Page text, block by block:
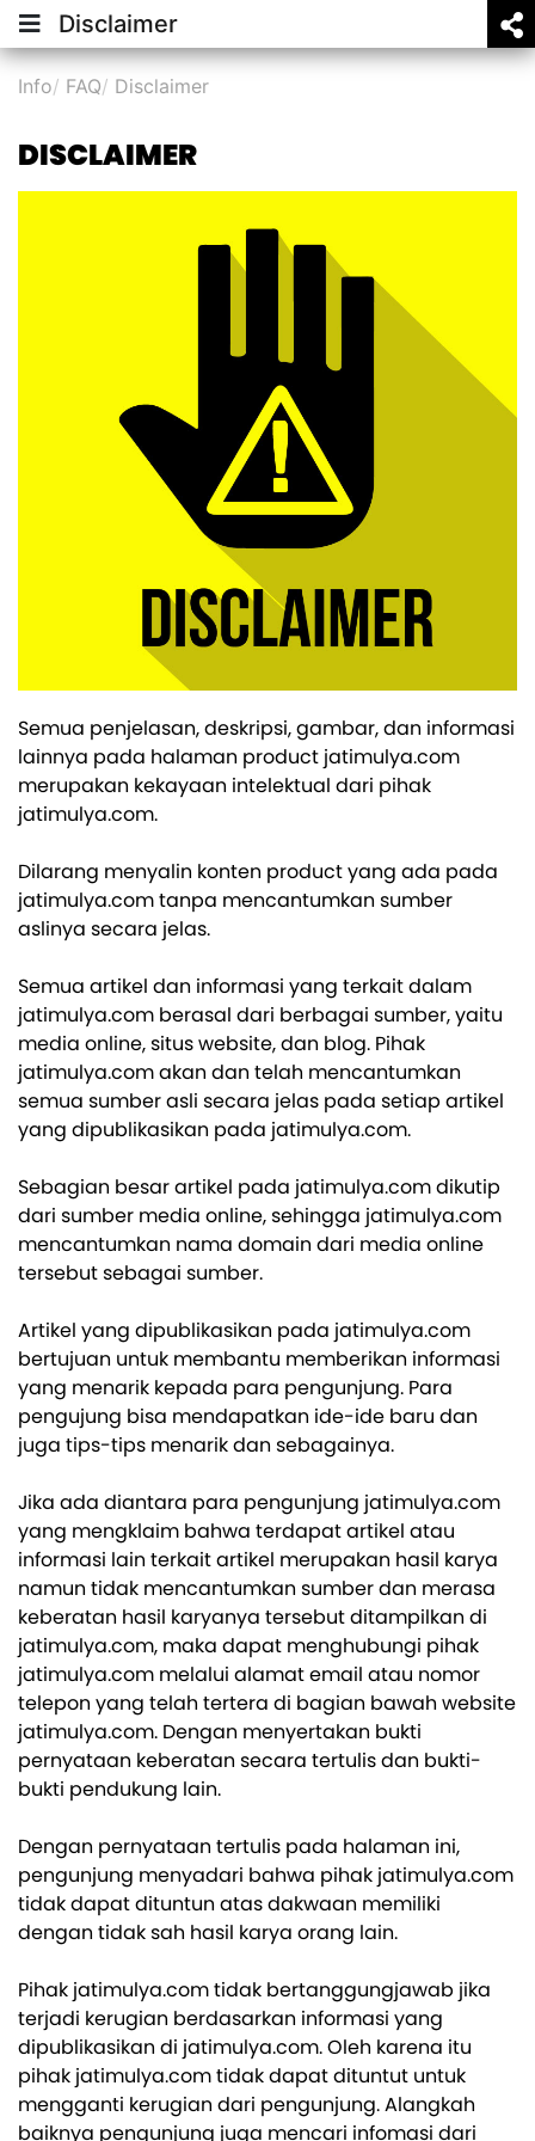
Disclaimer
Info FAQ Disclaimer
DISCLAIMER
Semua penjelasan, deskripsi, gambar, dan informasi
lainnya pada halaman product jatimulya.com
merupakan kekayaan intelektual dari pihak
jatimulya.com.
Dilarang menyalin konten product yang ada pada
jatimulya.com tanpa mencantumkan sumber
aslinya secara jelas.
Semua artikel dan informasi yang terkait dalam
jatimulya.com berasal dari berbagai sumber, yaitu
media online, situs website, dan blog. Pihak
jatimulya.com akan dan telah mencantumkan
semua sumber asli secara jelas pada setiap artikel
yang dipublikasikan pada jatimulya.com.
Sebagian besar artikel pada jatimulya.com dikutip
dari sumber media online, sehingga jatimulya.com
mencantumkan nama domain dari media online
tersebut sebagai sumber.
Artikel yang dipublikasikan pada jatimulya.com
bertujuan untuk membantu memberikan informasi
yang menarik kepada para pengunjung. Para
pengujung bisa mendapatkan ide-ide baru dan
juga tips-tips menarik dan sebagainya.
Jika ada diantara para pengunjung jatimulya.com
yang mengklaim bahwa terdapat artikel atau
informasi lain terkait artikel merupakan hasil karya
namun tidak mencantumkan sumber dan merasa
keberatan hasil karyanya tersebut ditampilkan di
jatimulya.com, maka dapat menghubungi pihak
jatimulya.com melalui alamat email atau nomor
telepon yang telah tertera di bagian bawah website
jatimulya.com. Dengan menyertakan bukti
pernyataan keberatan secara tertulis dan bukti-
bukti pendukung lain.
Dengan pernyataan tertulis pada halaman ini,
pengunjung menyadari bahwa pihak jatimulya.com
tidak dapat dituntun atas dakwaan memiliki
dengan tidak sah hasil karya orang lain.
Pihak jatimulya.com tidak bertanggungjawab jika
terjadi kerugian berdasarkan informasi yang
dipublikasikan di jatimulya.com. Oleh karena itu
pihak jatimulya.com tidak dapat dituntut untuk
mengganti kerugian dari pengunjung. Alangkah
baiknya pengunjung juga mencari infomasi dari